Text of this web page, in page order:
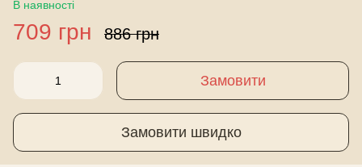
В наявності
709 грн 886 грн
Замовити
Замовити швидко